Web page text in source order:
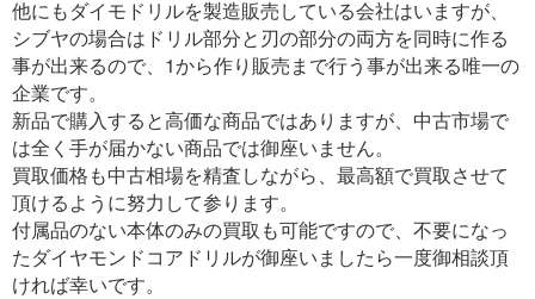
他にもダイモドリルを製造販売している会社はいますが、
シブヤの場合はドリル部分と刃の部分の両方を同時に作る
事が出来るので、1から作り販売まで行う事が出来る唯一の
企業です。
新品で購入すると高価な商品ではありますが、中古市場で
は全く手が届かない商品では御座いません。
買取価格も中古相場を精査しながら、最高額で買取させて
頂けるように努力して参ります。
付属品のない本体のみの買取も可能ですので、不要になっ
たダイヤモンドコアドリルが御座いましたら一度御相談頂
ければ幸いです。